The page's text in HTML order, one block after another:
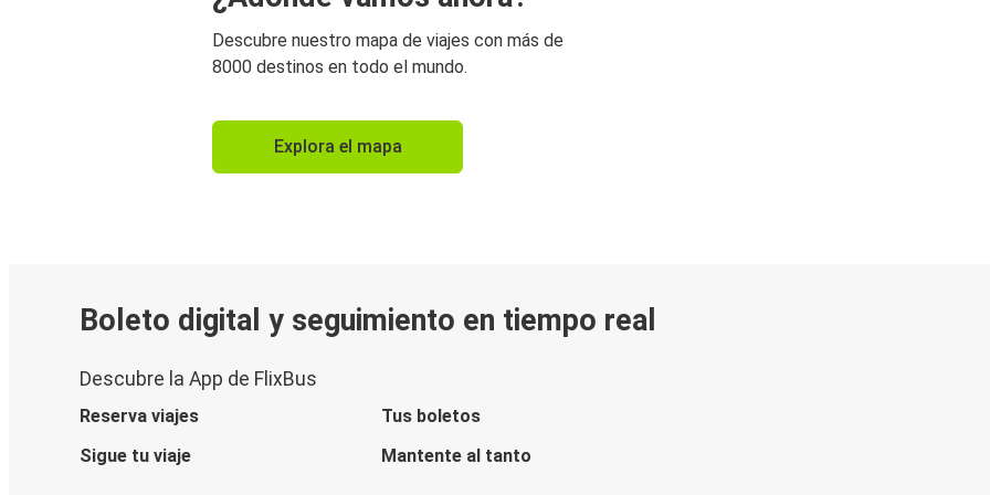
Descubre nuestro mapa de viajes con más de
8000 destinos en todo el mundo.
Explora el mapa
Boleto digital y seguimiento en tiempo real
Descubre la App de FlixBus
Reserva viajes
Tus boletos
Sigue tu viaje
Mantente al tanto